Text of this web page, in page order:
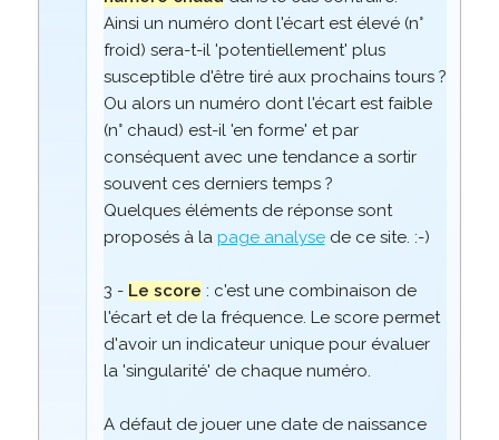
Ainsi un numéro dont l'écart est élevé (n°
froid) sera-t-il 'potentiellement' plus
susceptible d'être tiré aux prochains tours ?
Ou alors un numéro dont l'écart est faible
(n° chaud) est-il 'en forme' et par
conséquent avec une tendance a sortir
souvent ces derniers temps ?
Quelques éléments de réponse sont
proposés à la page analysede ce site. :-)
3 - Le score : c'est une combinaison de
l'écart et de la fréquence. Le score permet
d'avoir un indicateur unique pour évaluer
la 'singularité' de chaque numéro.
A défaut de jouer une date de naissance